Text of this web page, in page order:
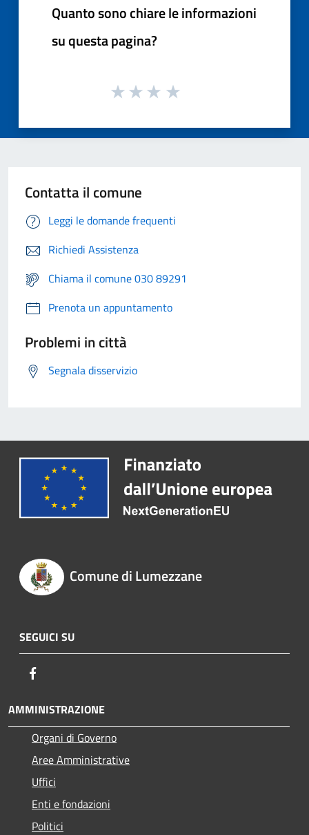
Quanto sono chiare le informazioni
su questa pagina?
Contatta il comune
Leggi le domande frequenti
Richiedi Assistenza
Chiama il comune 030 89291
Prenota un appuntamento
Problemi in città
Segnala disservizio
Comune di Lumezzane
SEGUICI SU
AMMINISTRAZIONE
Organi di Governo
Aree Amministrative
Uffici
Enti e fondazioni
Politici